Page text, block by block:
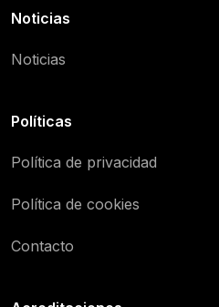
Noticias
Noticias
Políticas
Política de privacidad
Política de cookies
Contacto